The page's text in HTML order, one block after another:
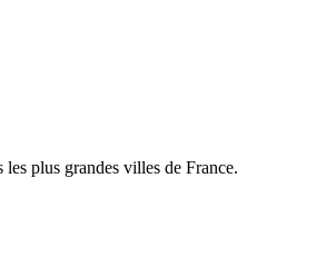
les plus grandes villes de France.